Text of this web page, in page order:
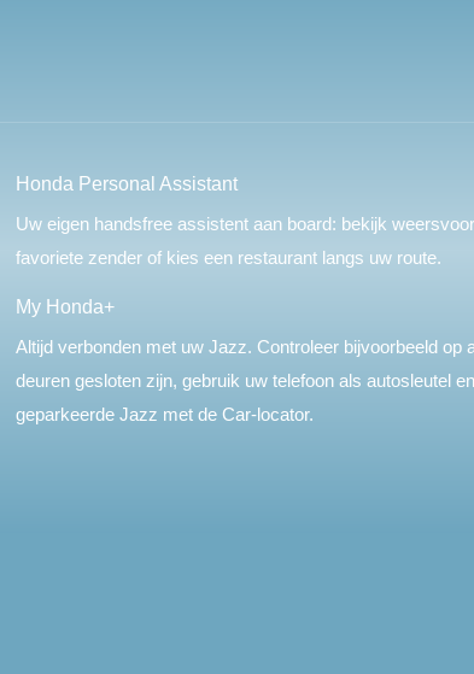
Honda Personal Assistant
Uw eigen handsfree assistent aan board: bekijk
favoriete zender of kies een restaurant langs uw route.
My Honda+
Altijd verbonden met uw Jazz. Controleer bijvoorbeeld op
deuren gesloten zijn, gebruik uw telefoon als autosleutel
geparkeerde Jazz met de Car-locator.